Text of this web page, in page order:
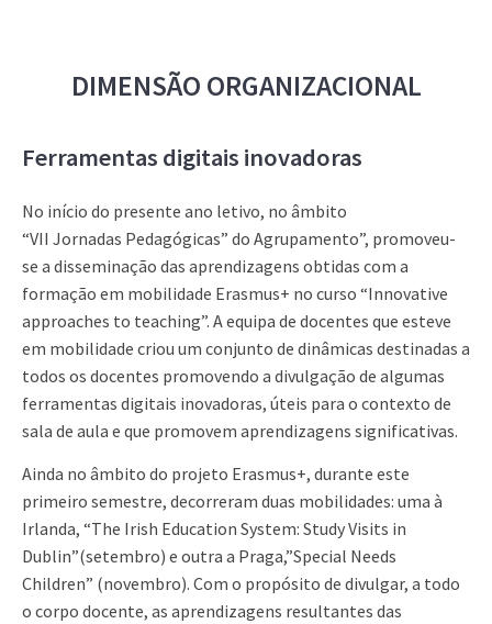
DIMENSÃO ORGANIZACIONAL
Ferramentas digitais inovadoras
No início do presente ano letivo, no âmbito
“VII Jornadas Pedagógicas” do Agrupamento”, promoveu-
se a disseminação das aprendizagens obtidas com a
formação em mobilidade Erasmus+ no curso “Innovative
approaches to teaching”. A equipa de docentes que esteve
em mobilidade criou um conjunto de dinâmicas destinadas a
todos os docentes promovendo a divulgação de algumas
ferramentas digitais inovadoras, úteis para o contexto de
sala de aula e que promovem aprendizagens significativas.
Ainda no âmbito do projeto Erasmus+, durante este
primeiro semestre, decorreram duas mobilidades: uma à
Irlanda, “The Irish Education System: Study Visits in
Dublin”(setembro) e outra a Praga,”Special Needs
Children” (novembro). Com o propósito de divulgar, a todo
o corpo docente, as aprendizagens resultantes das